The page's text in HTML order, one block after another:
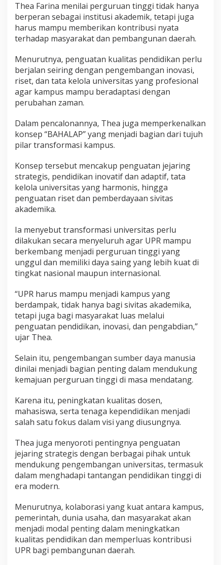
Thea Farina menilai perguruan tinggi tidak hanya
berperan sebagai institusi akademik, tetapi juga
harus mampu memberikan kontribusi nyata
terhadap masyarakat dan pembangunan daerah.
Menurutnya, penguatan kualitas pendidikan perlu
berjalan seiring dengan pengembangan inovasi,
riset, dan tata kelola universitas yang profesional
agar kampus mampu beradaptasi dengan
perubahan zaman.
Dalam pencalonannya, Thea juga memperkenalkan
konsep “BAHALAP” yang menjadi bagian dari tujuh
pilar transformasi kampus.
Konsep tersebut mencakup penguatan jejaring
strategis, pendidikan inovatif dan adaptif, tata
kelola universitas yang harmonis, hingga
penguatan riset dan pemberdayaan sivitas
akademika.
Ia menyebut transformasi universitas perlu
dilakukan secara menyeluruh agar UPR mampu
berkembang menjadi perguruan tinggi yang
unggul dan memiliki daya saing yang lebih kuat di
tingkat nasional maupun internasional.
“UPR harus mampu menjadi kampus yang
berdampak, tidak hanya bagi sivitas akademika,
tetapi juga bagi masyarakat luas melalui
penguatan pendidikan, inovasi, dan pengabdian,”
ujar Thea.
Selain itu, pengembangan sumber daya manusia
dinilai menjadi bagian penting dalam mendukung
kemajuan perguruan tinggi di masa mendatang.
Karena itu, peningkatan kualitas dosen,
mahasiswa, serta tenaga kependidikan menjadi
salah satu fokus dalam visi yang diusungnya.
Thea juga menyoroti pentingnya penguatan
jejaring strategis dengan berbagai pihak untuk
mendukung pengembangan universitas, termasuk
dalam menghadapi tantangan pendidikan tinggi di
era modern.
Menurutnya, kolaborasi yang kuat antara kampus,
pemerintah, dunia usaha, dan masyarakat akan
menjadi modal penting dalam meningkatkan
kualitas pendidikan dan memperluas kontribusi
UPR bagi pembangunan daerah.